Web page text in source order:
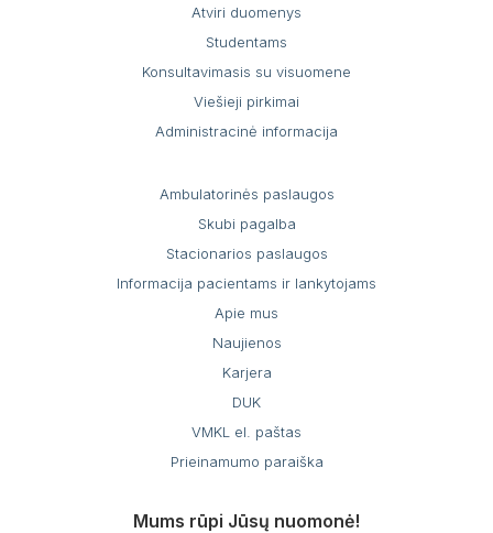
Atviri duomenys
Studentams
Konsultavimasis su visuomene
Viešieji pirkimai
Administracinė informacija
Ambulatorinės paslaugos
Skubi pagalba
Stacionarios paslaugos
Informacija pacientams ir lankytojams
Apie mus
Naujienos
Karjera
DUK
VMKL el. paštas
Prieinamumo paraiška
Mums rūpi Jūsų nuomonė!